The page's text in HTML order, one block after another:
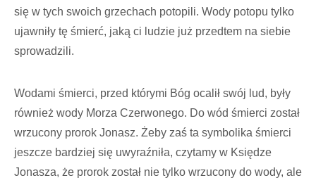
się w tych swoich grzechach potopili. Wody potopu tylko
ujawniły tę śmierć, jaką ci ludzie już przedtem na siebie
sprowadzili.
Wodami śmierci, przed którymi Bóg ocalił swój lud, były
również wody Morza Czerwonego. Do wód śmierci został
wrzucony prorok Jonasz. Żeby zaś ta symbolika śmierci
jeszcze bardziej się uwyraźniła, czytamy w Księdze
Jonasza, że prorok został nie tylko wrzucony do wody, ale